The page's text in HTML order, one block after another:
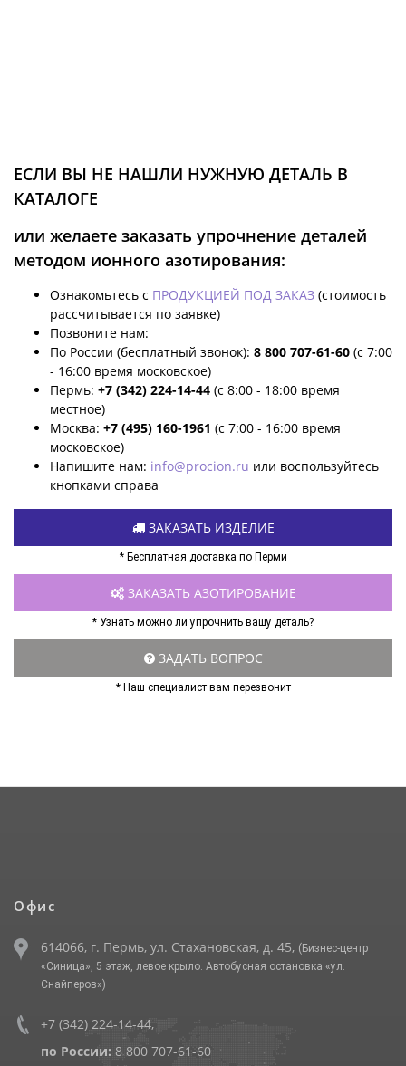
ЕСЛИ ВЫ НЕ НАШЛИ НУЖНУЮ ДЕТАЛЬ В
КАТАЛОГЕ
или желаете заказать упрочнение деталей
методом ионного азотирования:
Ознакомьтесь с ПРОДУКЦИЕЙ ПОД ЗАКАЗ (стоимость
рассчитывается по заявке)
Позвоните нам:
По России (бесплатный звонок): 8 800 707-61-60 (с 7:00
- 16:00 время московское)
Пермь: +7 (342) 224-14-44 (с 8:00 - 18:00 время
местное)
Москва: +7 (495) 160-1961 (с 7:00 - 16:00 время
московское)
Напишите нам: info@procion.ru или воспользуйтесь
кнопками справа
ЗАКАЗАТЬ ИЗДЕЛИЕ
* Бесплатная доставка по Перми
ЗАКАЗАТЬ АЗОТИРОВАНИЕ
* Узнать можно ли упрочнить вашу деталь?
ЗАДАТЬ ВОПРОС
* Наш специалист вам перезвонит
Офис
614066, г. Пермь, ул. Стахановская, д. 45, (Бизнес-центр
«Синица», 5 этаж, левое крыло. Автобусная остановка «ул.
Снайперов»)
+7 (342) 224-14-44,
по России: 8 800 707-61-60